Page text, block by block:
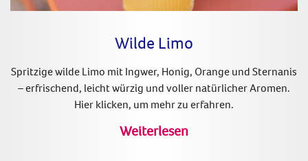
Wilde Limo
Spritzige wilde Limo mit Ingwer, Honig, Orange und Sternanis
– erfrischend, leicht würzig und voller natürlicher Aromen.
Hier klicken, um mehr zu erfahren.
Weiterlesen